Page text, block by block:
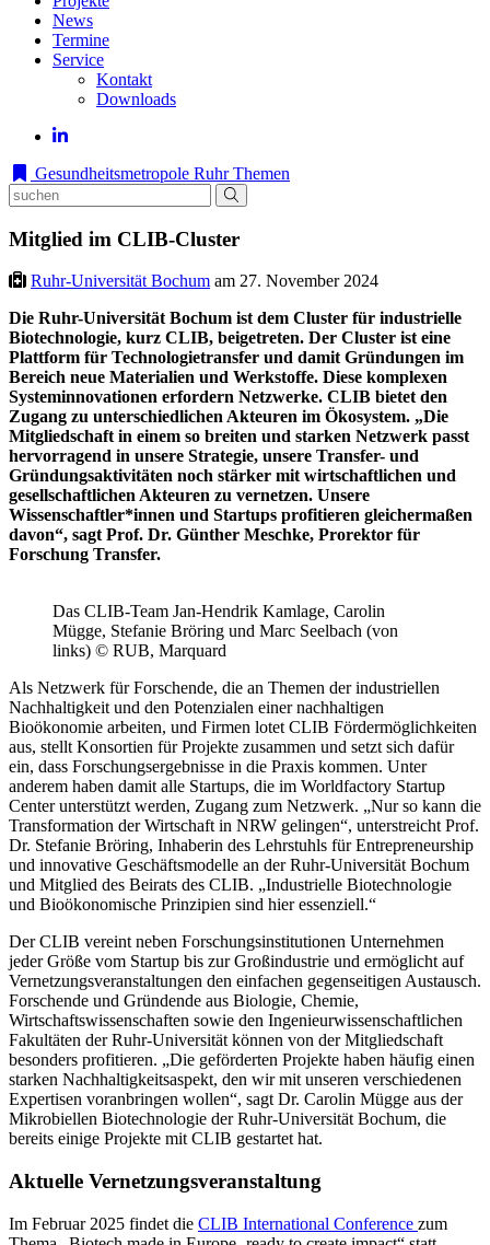
News
Termine
Service
Kontakt
Downloads
Gesundheitsmetropole Ruhr Themen
Mitglied im CLIB-Cluster
Ruhr-Universität Bochum am 27. November 2024
Die Ruhr-Universität Bochum ist dem Cluster für industrielle
Biotechnologie, kurz CLIB, beigetreten. Der Cluster ist eine
Plattform für Technologietransfer und damit Gründungen im
Bereich neue Materialien und Werkstoffe. Diese komplexen
Systeminnovationen erfordern Netzwerke. CLIB bietet den
Zugang zu unterschiedlichen Akteuren im Ökosystem. „Die
Mitgliedschaft in einem so breiten und starken Netzwerk passt
hervorragend in unsere Strategie, unsere Transfer- und
Gründungsaktivitäten noch stärker mit wirtschaftlichen und
gesellschaftlichen Akteuren zu vernetzen. Unsere
Wissenschaftler*innen und Startups profitieren gleichermaßen
davon“, sagt Prof. Dr. Günther Meschke, Prorektor für
Forschung Transfer.
Das CLIB-Team Jan-Hendrik Kamlage, Carolin
Mügge, Stefanie Bröring und Marc Seelbach (von
links) © RUB, Marquard
Als Netzwerk für Forschende, die an Themen der industriellen
Nachhaltigkeit und den Potenzialen einer nachhaltigen
Bioökonomie arbeiten, und Firmen lotet CLIB Fördermöglichkeiten
aus, stellt Konsortien für Projekte zusammen und setzt sich dafür
ein, dass Forschungsergebnisse in die Praxis kommen. Unter
anderem haben damit alle Startups, die im Worldfactory Startup
Center unterstützt werden, Zugang zum Netzwerk. „Nur so kann die
Transformation der Wirtschaft in NRW gelingen“, unterstreicht Prof.
Dr. Stefanie Bröring, Inhaberin des Lehrstuhls für Entrepreneurship
und innovative Geschäftsmodelle an der Ruhr-Universität Bochum
und Mitglied des Beirats des CLIB. „Industrielle Biotechnologie
und Bioökonomische Prinzipien sind hier essenziell.“
Der CLIB vereint neben Forschungsinstitutionen Unternehmen
jeder Größe vom Startup bis zur Großindustrie und ermöglicht auf
Vernetzungsveranstaltungen den einfachen gegenseitigen Austausch.
Forschende und Gründende aus Biologie, Chemie,
Wirtschaftswissenschaften sowie den Ingenieurwissenschaftlichen
Fakultäten der Ruhr-Universität können von der Mitgliedschaft
besonders profitieren. „Die geförderten Projekte haben häufig einen
starken Nachhaltigkeitsaspekt, den wir mit unseren verschiedenen
Expertisen voranbringen wollen“, sagt Dr. Carolin Mügge aus der
Mikrobiellen Biotechnologie der Ruhr-Universität Bochum, die
bereits einige Projekte mit CLIB gestartet hat.
Aktuelle Vernetzungsveranstaltung
Im Februar 2025 findet die CLIB International Conference zum